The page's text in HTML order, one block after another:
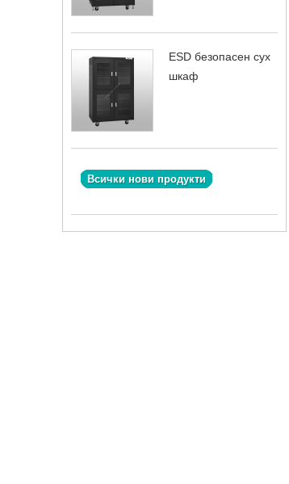
ESD безопасен сух
шкаф
Всички нови продукти